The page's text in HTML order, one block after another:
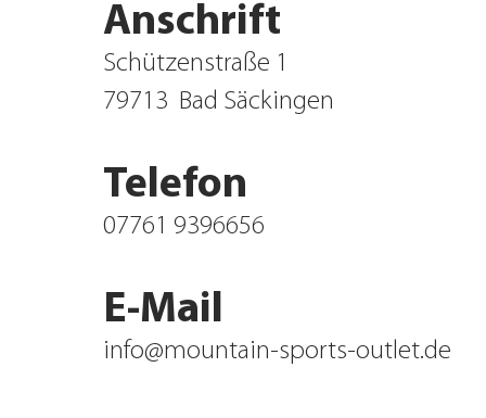
info@mountain-sports-outlet.de
E-Mail
07761 9396656
Telefon
Bad Säckingen
79713
Schützenstraße 1
Anschrift